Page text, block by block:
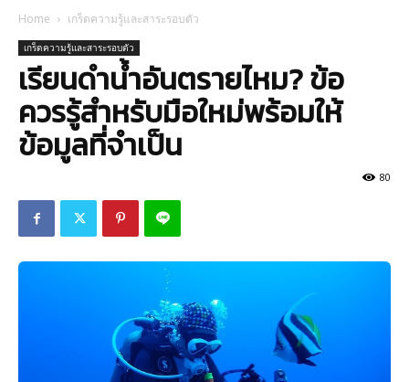
Home เกร็ดความรู้และสาระรอบตัว
เกร็ดความรู้และสาระรอบตัว
เรียนดำน้ำอันตรายไหม? ข้อ
ควรรู้สำหรับมือใหม่พร้อมให้
ข้อมูลที่จำเป็น
80